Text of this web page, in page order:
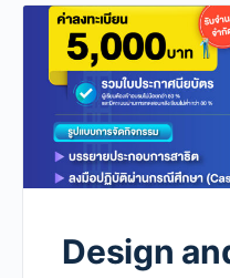
Design